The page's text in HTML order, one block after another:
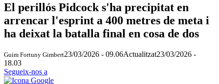
El perillós Pidcock s'ha precipitat en
arrencar l'esprint a 400 metres de meta i
ha deixat la batalla final en cosa de dos
Guim Fortuny Gimbert23/03/2026 - 09.06Actualitzat23/03/2026 -
18.03
Segueix-nos a